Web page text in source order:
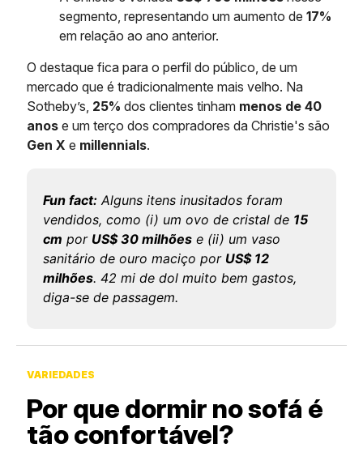
segmento, representando um aumento de 17%
em relação ao ano anterior.
O destaque fica para o perfil do público, de um
mercado que é tradicionalmente mais velho. Na
Sotheby’s, 25% dos clientes tinham menos de 40
anos e um terço dos compradores da Christie's são
Gen X e millennials.
Fun fact: Alguns itens inusitados foram
vendidos, como (i) um ovo de cristal de 15
cm por US$ 30 milhões e (ii) um vaso
sanitário de ouro maciço por US$ 12
milhões. 42 mi de dol muito bem gastos,
diga-se de passagem.
VARIEDADES
Por que dormir no sofá é
tão confortável?